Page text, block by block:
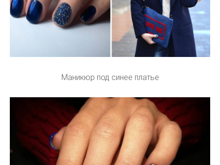
Маникюр под синее платье